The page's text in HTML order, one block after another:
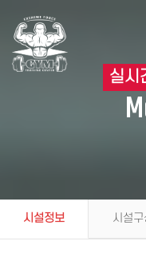
실시
시설정보 시설구